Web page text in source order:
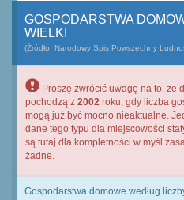
GOSPODARSTWA
WIELKI
(Źródło: Narodowy Spis Powszechny
Proszę zwrócić uwagę na to, że
pochodzą z 2002 roku, gdy liczba
mogą już być mocno nieaktualne.
dane tego typu dla miejscowości
są tutaj dla kompletności w myśl
żadne.
Gospodarstwa domowe według